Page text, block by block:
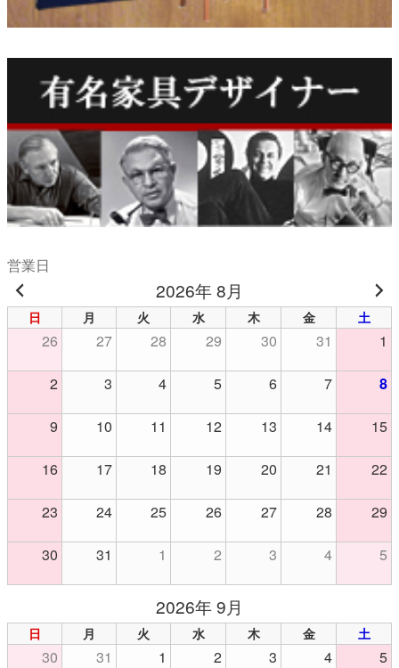
営業日
2026年 8月
日 月 火 水 木 金 土
26 27 28 29 30 31 1
2 3 4 5 6 7 8
9 10 11 12 13 14 15
16 17 18 19 20 21 22
23 24 25 26 27 28 29
30 31 1 2 3 4 5
2026年 9月
日 月 火 水 木 金 土
30 31 1 2 3 4 5